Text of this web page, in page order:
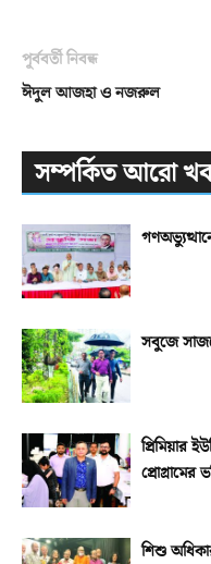
পূর্ববর্তী নিবন্ধ
ঈদুল আজহা ও নজরুল
সম্পর্কিত আরো
সবুজে
প্রিমিয়ার
প্রোগ্রামের
শিশু